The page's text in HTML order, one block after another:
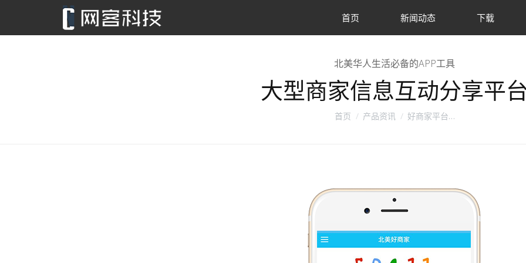
首页 新闻动态 下载
北美华人生活必备的APP工具
大型商家信息互动分享平台
您在这里：
首页 产品资讯 好商家平台…